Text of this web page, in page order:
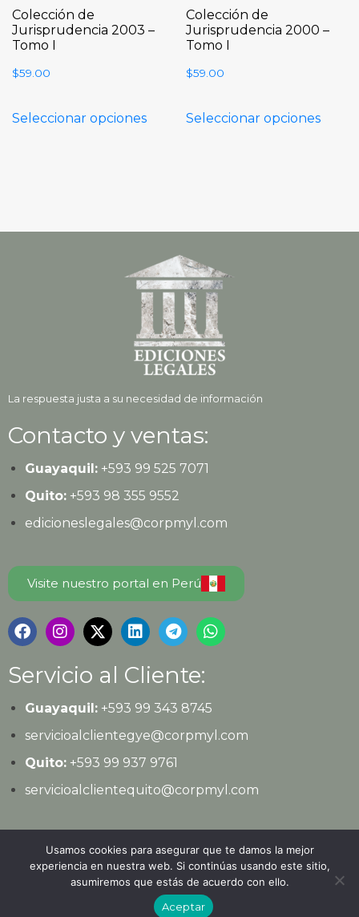
Colección de
Jurisprudencia 2003 –
Tomo I
$59.00
Seleccionar opciones
Colección de
Jurisprudencia 2000 –
Tomo I
$59.00
Seleccionar opciones
La respuesta justa a su necesidad de información
Contacto y ventas:
Guayaquil:+593 99 525 7071
Quito:+593 98 355 9552
edicioneslegales@corpmyl.com
Visite nuestro portal en Perú
Servicio al Cliente:
Guayaquil:+593 99 343 8745
servicioalclientegye@corpmyl.com
Quito:+593 99 937 9761
servicioalclientequito@corpmyl.com
Ediciones Legales| Todos los derechos
reservados
Usamos cookies para asegurar que te damos la mejor
experiencia en nuestra web. Si continúas usando este sitio,
asumiremos que estás de acuerdo con ello.
Aceptar